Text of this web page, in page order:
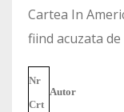
Cartea In
fiind acuzata
Nr
Crt
Autor